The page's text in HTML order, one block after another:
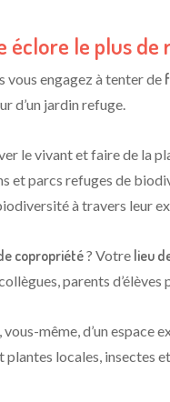
éclore le plus de
vous engagez à tenter de
d’un jardin refuge.
le vivant et faire de la
et parcs refuges de
à travers leur
copropriété? Votre lieu
parents
même, d’un espace
locales, insectes